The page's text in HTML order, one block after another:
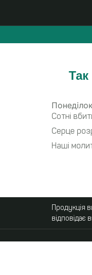
Так
Сотні
Серце
Наші
Продукція
відповідає